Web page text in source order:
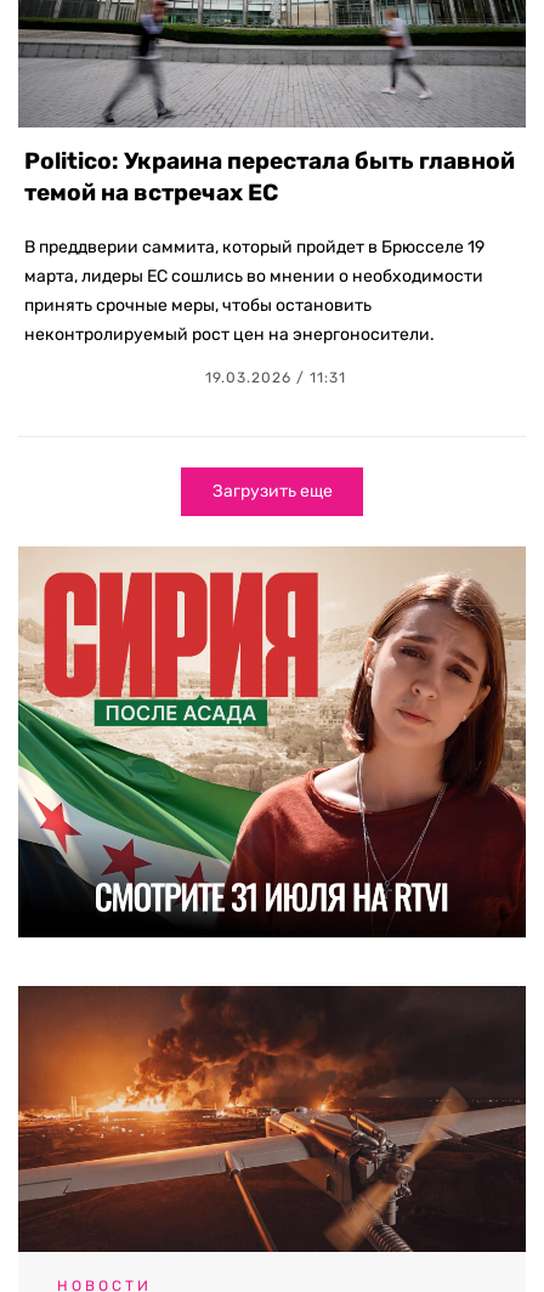
Politico: Украина перестала быть главной
темой на встречах ЕС
В преддверии саммита, который пройдет в Брюсселе 19
марта, лидеры ЕС сошлись во мнении о необходимости
принять срочные меры, чтобы остановить
неконтролируемый рост цен на энергоносители.
19.03.2026 / 11:31
Загрузить еще
НОВОСТИ